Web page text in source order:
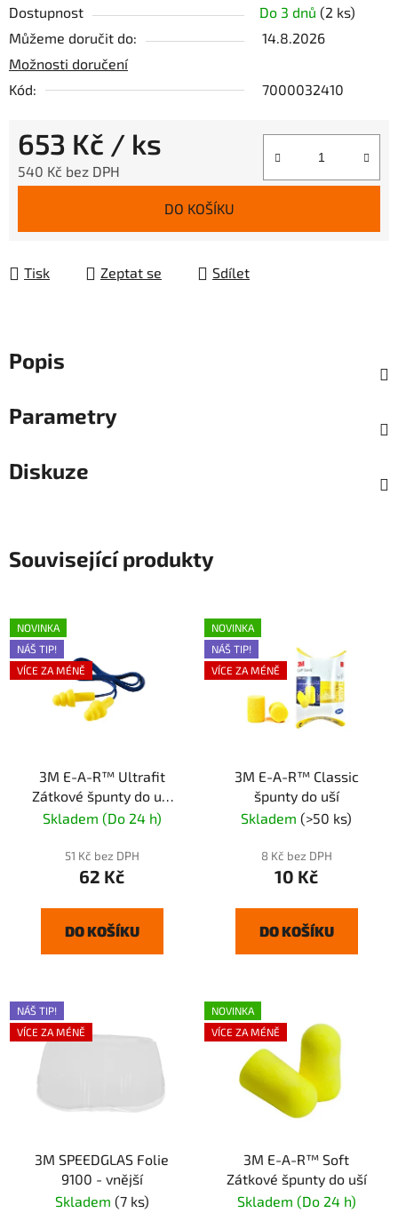
Dostupnost Do 3 dnů (2 ks)
Můžeme doručit do:
14.8.2026
Možnosti doručení
Kód:
7000032410
653 Kč / ks
540 Kč bez DPH
DO KOŠÍKU
Tisk Zeptat se Sdílet
Popis
Parametry
Diskuze
Související produkty
NOVINKA
NÁŠ TIP!
VÍCE ZA MÉNĚ
3M E-A-R™ Ultrafit
Zátkové špunty do uší
se sňůrkou
Skladem (Do 24 h)
51 Kč bez DPH
62 Kč
DO KOŠÍKU
NOVINKA
NÁŠ TIP!
VÍCE ZA MÉNĚ
3M E-A-R™ Classic
špunty do uší
Skladem (>50 ks)
8 Kč bez DPH
10 Kč
DO KOŠÍKU
NÁŠ TIP!
VÍCE ZA MÉNĚ
3M SPEEDGLAS Folie
9100 - vnější
Skladem (7 ks)
NOVINKA
VÍCE ZA MÉNĚ
3M E-A-R™ Soft
Zátkové špunty do uší
Skladem (Do 24 h)